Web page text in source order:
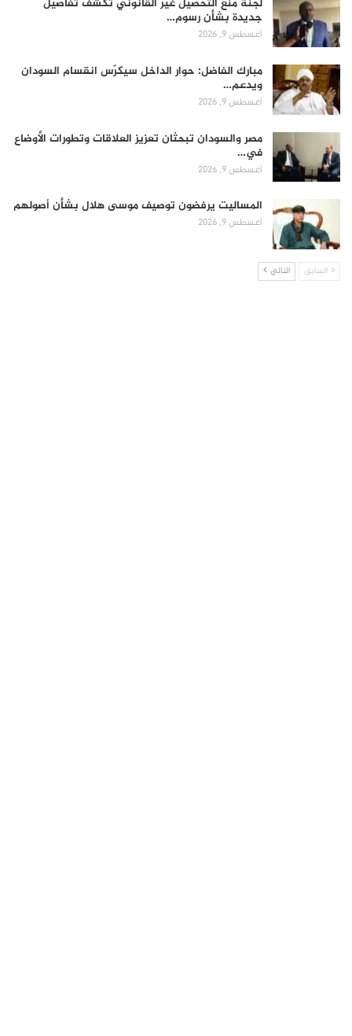
لجنة منع التحصيل غير القانوني تكشف تفاصيل
جديدة بشأن رسوم…
أغسطس 9, 2026
مبارك الفاضل: حوار الداخل سيكرّس انقسام السودان
ويدعم…
أغسطس 9, 2026
مصر والسودان تبحثان تعزيز العلاقات وتطورات الأوضاع
في…
أغسطس 9, 2026
المساليت يرفضون توصيف موسى هلال بشأن أصولهم
أغسطس 9, 2026
السابق التالي